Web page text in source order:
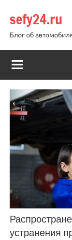
содержимому
sefy24.ru
Блог об
устранения